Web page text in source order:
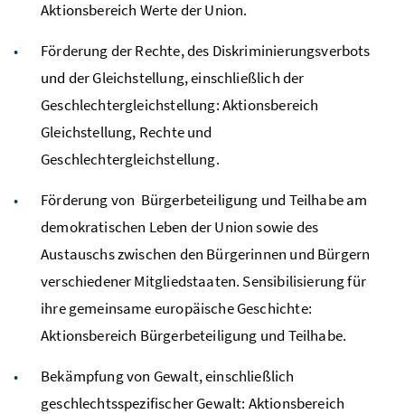
Aktionsbereich Werte der Union.
Förderung der Rechte, des Diskriminierungsverbots
und der Gleichstellung, einschließlich der
Geschlechter­gleichstellung: Aktionsbereich
Gleichstellung, Rechte und
Geschlechtergleichstellung.
Förderung von Bürgerbeteiligung und Teilhabe am
demokratischen Leben der Union sowie des
Austauschs zwischen den Bürgerinnen und Bürgern
verschiedener Mitgliedstaaten. Sensibilisierung für
ihre gemeinsame europäische Geschichte:
Aktionsbereich Bürgerbeteiligung und Teilhabe.
Bekämpfung von Gewalt, einschließlich
geschlechtsspezifischer Gewalt: Aktionsbereich